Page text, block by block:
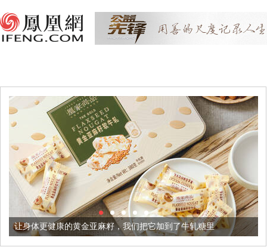
让身体更健康的黄金亚麻籽，我们把它加到了牛轧糖里